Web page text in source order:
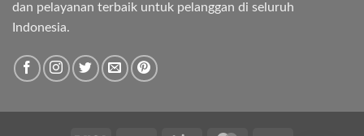
dan pelayanan terbaik untuk pelanggan di seluruh
Indonesia.